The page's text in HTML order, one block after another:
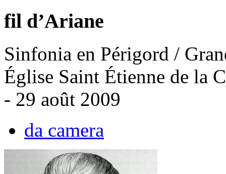
fil d’Ariane
Sinfonia en Périgord /
Église Saint Étienne de la
- 29 août 2009
da camera